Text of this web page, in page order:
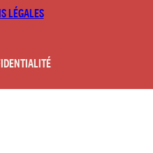
LÉGALES